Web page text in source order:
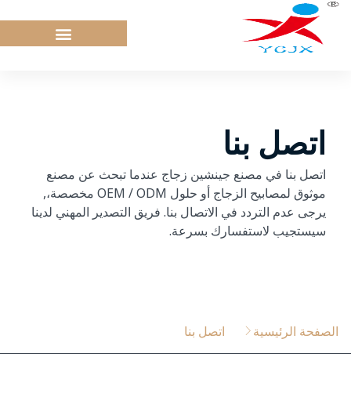
تخطي
المحتوى
اتصل بنا
اتصل بنا في مصنع جينشين زجاج عندما تبحث عن مصنع
موثوق لمصابيح الزجاج أو حلول OEM / ODM مخصصة،,
يرجى عدم التردد في الاتصال بنا. فريق التصدير المهني لدينا
سيستجيب لاستفسارك بسرعة.
الصفحة الرئيسية اتصل بنا